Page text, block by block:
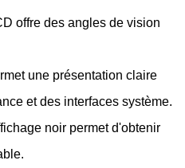
offre des angles de vision
une présentation claire
et des interfaces système.
noir permet d'obtenir